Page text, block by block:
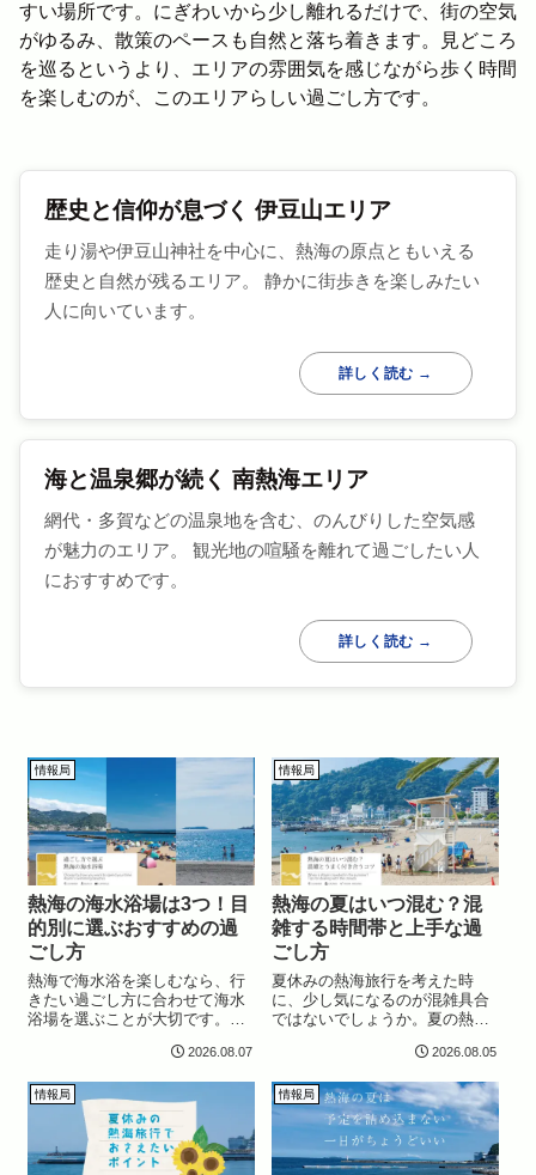
すい場所です。にぎわいから少し離れるだけで、街の空気
がゆるみ、散策のペースも自然と落ち着きます。見どころ
を巡るというより、エリアの雰囲気を感じながら歩く時間
を楽しむのが、このエリアらしい過ごし方です。
歴史と信仰が息づく 伊豆山エリア
走り湯や伊豆山神社を中心に、熱海の原点ともいえる
歴史と自然が残るエリア。 静かに街歩きを楽しみたい
人に向いています。
詳しく読む →
海と温泉郷が続く 南熱海エリア
網代・多賀などの温泉地を含む、のんびりした空気感
が魅力のエリア。 観光地の喧騒を離れて過ごしたい人
におすすめです。
詳しく読む →
情報局
熱海の海水浴場は3つ！目
的別に選ぶおすすめの過
ごし方
熱海で海水浴を楽しむなら、行
きたい過ごし方に合わせて海水
浴場を選ぶことが大切です。熱
家族でゆっくり楽しみやすい
気が魅力の「大縄海水浴場」。
同じ熱海の海でも、場所によっ
て雰囲気や向いてい...
2026.08.07
情報局
熱海の夏はいつ混む？混
雑する時間帯と上手な過
ごし方
夏休みの熱海旅行を考えた時
に、少し気になるのが混雑具合
ではないでしょうか。夏の熱海
らではの楽しみが多い一方で、
だけゆっくり過ごしたい」と感
じる方も多いと思います。実際
に夏の熱海は多くの...
2026.08.05
情報局 情報局